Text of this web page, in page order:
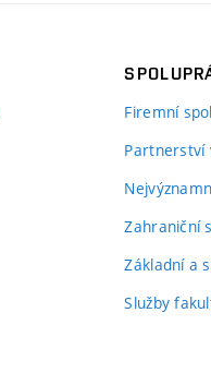
Firemní
Partnerství
Zahraniční
Základní a
Služby